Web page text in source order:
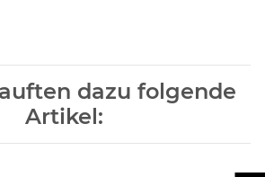
dazu folgende
Artikel: